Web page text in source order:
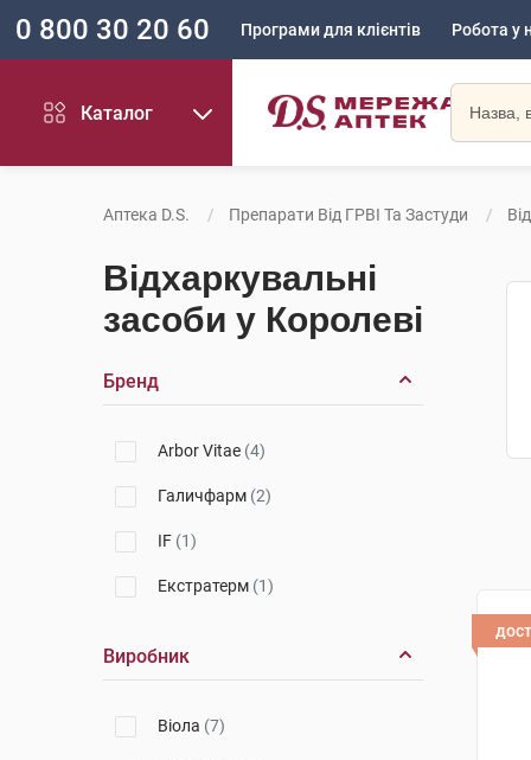
0 800 30 20 60 Програми для клієнтів Робота у
Каталог
Аптека D.S. Препарати Від ГРВІ Та Застуди
Відхаркувальні
засоби у Королеві
Бренд
Arbor Vitae (4)
Галичфарм (2)
IF (1)
Екстратерм (1)
Виробник
Віола (7)